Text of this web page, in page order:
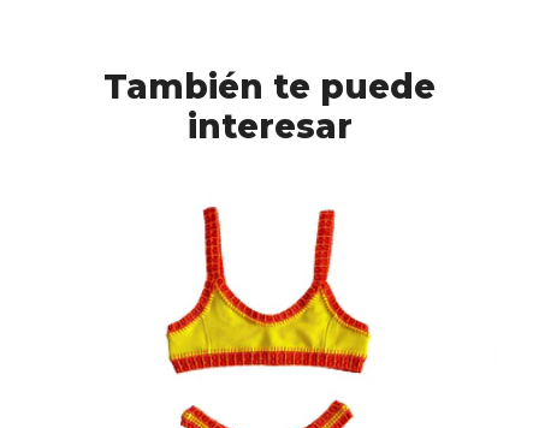
También te puede
interesar